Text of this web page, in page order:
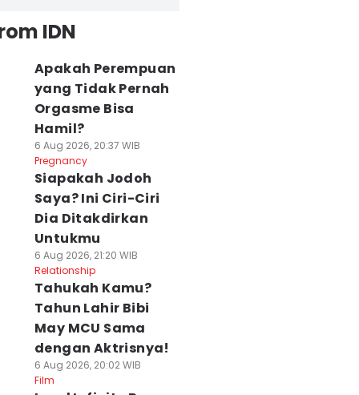
Segera
di Madrid,
Gaji dan
Agu 2026, 21:41 WIB
Presiden 2026:
Persebaya dan
Persib Berbalas
Gol
06 Agu 2026, 21:25 WIB
IDN
Apakah Perempuan
yang Tidak Pernah
Orgasme Bisa
Hamil?
6 Aug 2026, 20:37 WIB
Pregnancy
Siapakah Jodoh
Saya? Ini Ciri-Ciri
Dia Ditakdirkan
Untukmu
6 Aug 2026, 21:20 WIB
Relationship
Tahukah Kamu?
Tahun Lahir Bibi
May MCU Sama
dengan Aktrisnya!
6 Aug 2026, 20:02 WIB
Film